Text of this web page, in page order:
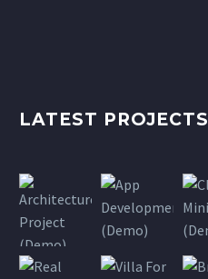
LATEST PROJECTS